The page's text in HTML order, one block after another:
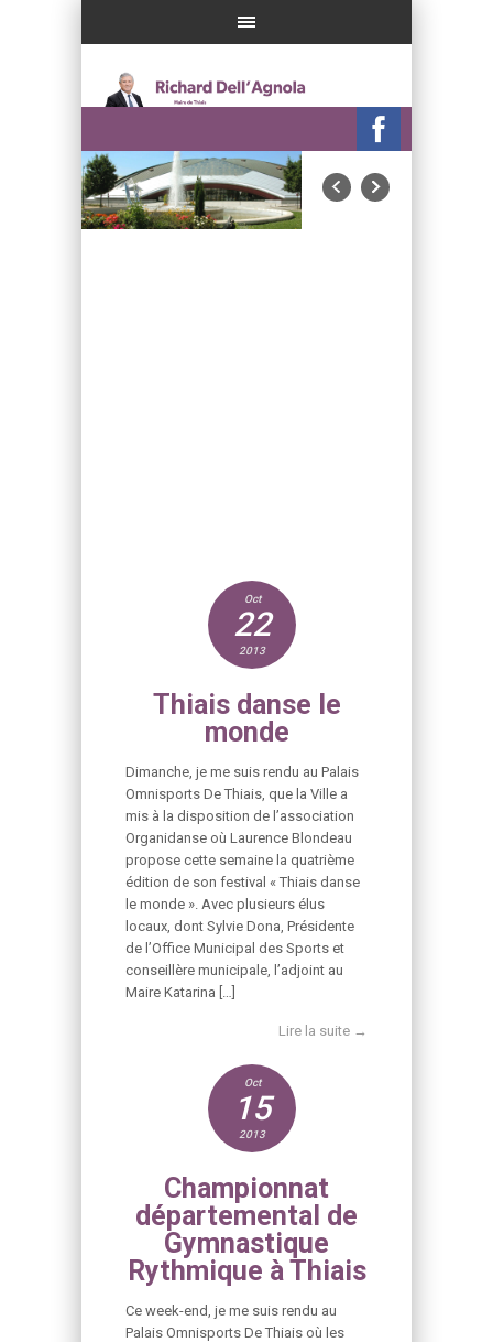
Oct
22
2013
Thiais danse le
monde
Dimanche, je me suis rendu au Palais
Omnisports De Thiais, que la Ville a
mis à la disposition de l’association
Organidanse où Laurence Blondeau
propose cette semaine la quatrième
édition de son festival « Thiais danse
le monde ». Avec plusieurs élus
locaux, dont Sylvie Dona, Présidente
de l’Office Municipal des Sports et
conseillère municipale, l’adjoint au
Maire Katarina […]
Lire la suite →
Oct
15
2013
Championnat
départemental de
Gymnastique
Rythmique à Thiais
Ce week-end, je me suis rendu au
Palais Omnisports De Thiais où les